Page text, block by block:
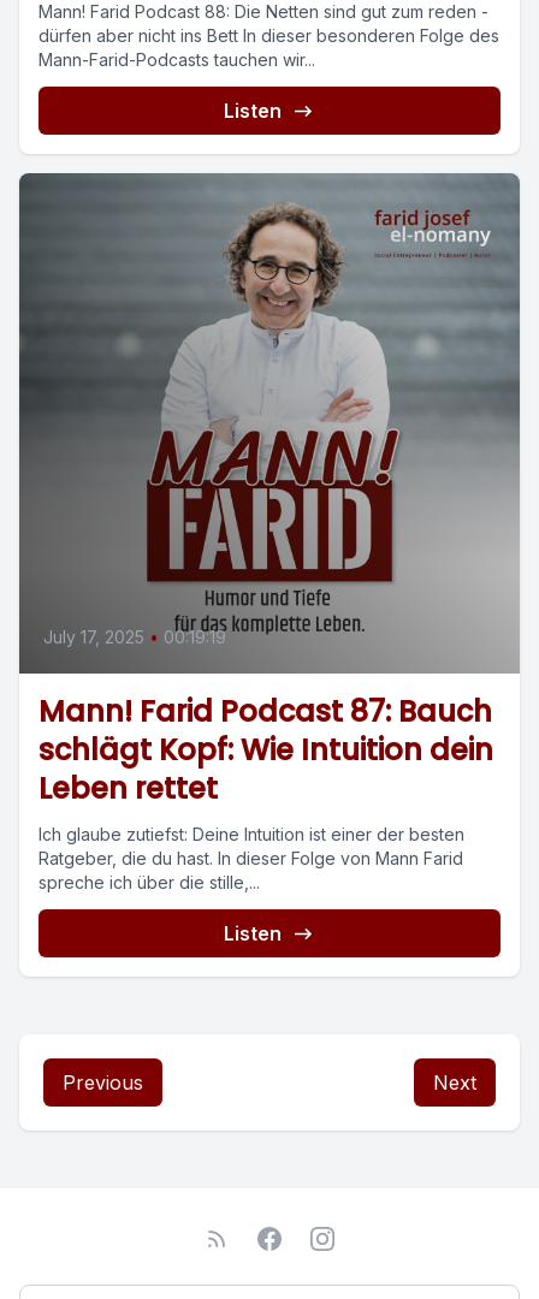
Mann! Farid Podcast 88: Die Netten sind gut zum reden -
dürfen aber nicht ins Bett In dieser besonderen Folge des
Mann-Farid-Podcasts tauchen wir...
Listen
July 17, 2025 • 00:19:19
Mann! Farid Podcast 87: Bauch
schlägt Kopf: Wie Intuition dein
Leben rettet
Ich glaube zutiefst: Deine Intuition ist einer der besten
Ratgeber, die du hast. In dieser Folge von Mann Farid
spreche ich über die stille,...
Listen
Previous Next